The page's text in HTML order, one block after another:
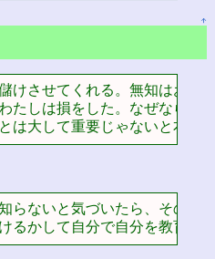
↑
けさせてくれる。無知はお金
たしは損をした。なぜなら、
は大して重要じゃないと本気
らないと気づいたら、その分
るかして自分で自分を教育し